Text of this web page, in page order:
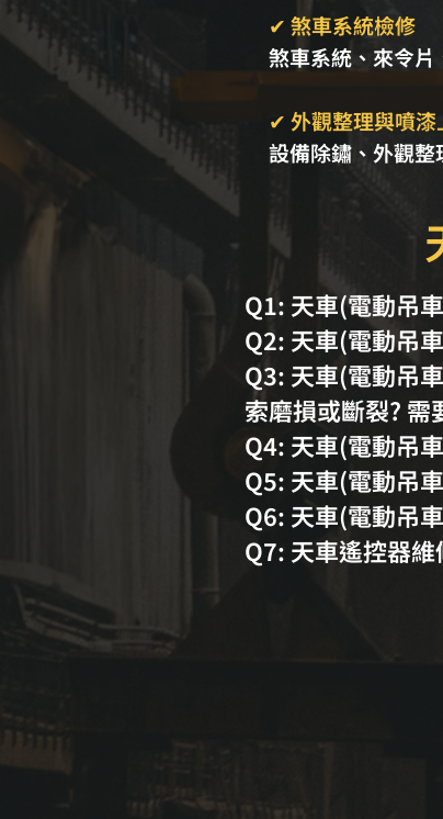
✔ 煞車系統檢修
煞車系統、來令片
✔ 外觀整理與噴漆
設備除鏽、外觀整
​Q1: 天車(電動吊
Q2: 天車(電動吊
Q3: 天車(電動吊
索磨損或斷裂? 需
Q4: 天車(電動吊
​Q5: 天車(電動吊
Q6: 天車(電動吊
Q7: 天車遙控器